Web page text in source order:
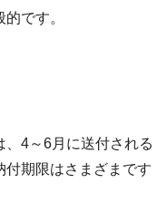
です。
、4～6月に送付される
付期限はさまざまです